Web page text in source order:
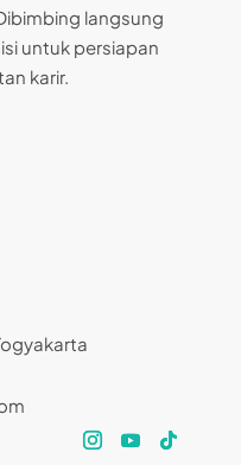
langsung
untuk persiapan
karir.